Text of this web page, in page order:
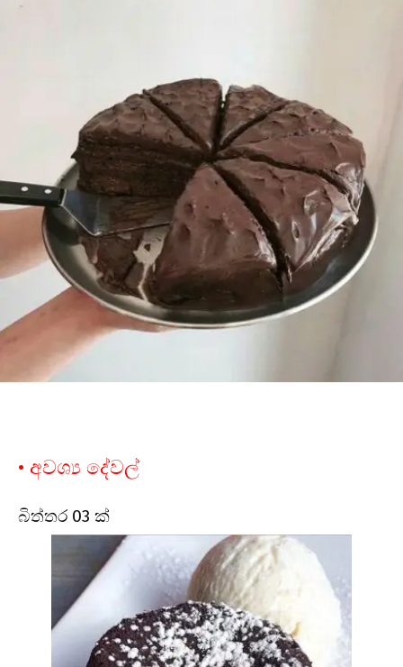
• අවශ්‍ය දේවල්
බිත්තර 03 ක්